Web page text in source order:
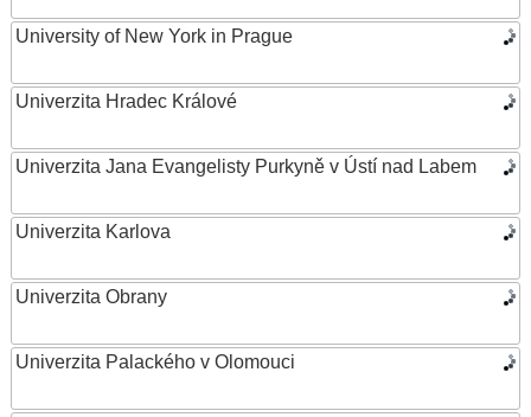
University of New York in Prague
Univerzita Hradec Králové
Univerzita Jana Evangelisty Purkyně v Ústí nad Labem
Univerzita Karlova
Univerzita Obrany
Univerzita Palackého v Olomouci